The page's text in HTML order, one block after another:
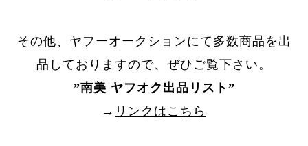
その他、ヤフーオークションにて多数商品を出
品しておりますので、ぜひご覧下さい。
”南美 ヤフオク出品リスト ”
→ リンクはこちら